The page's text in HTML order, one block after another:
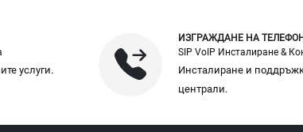
услуги.
ИЗГРАЖДАНЕ НА
SIP VoIP Инсталиране &
Инсталиране и
централи.